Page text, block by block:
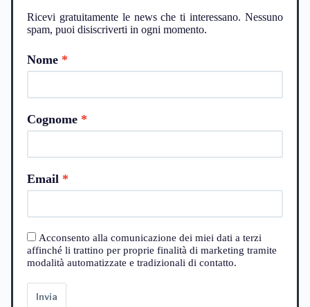
Ricevi gratuitamente le news che ti interessano. Nessuno
spam, puoi disiscriverti in ogni momento.
Nome
Cognome
Email
Acconsento alla comunicazione dei miei dati a terzi
affinché li trattino per proprie finalità di marketing tramite
modalità automatizzate e tradizionali di contatto.
Invia